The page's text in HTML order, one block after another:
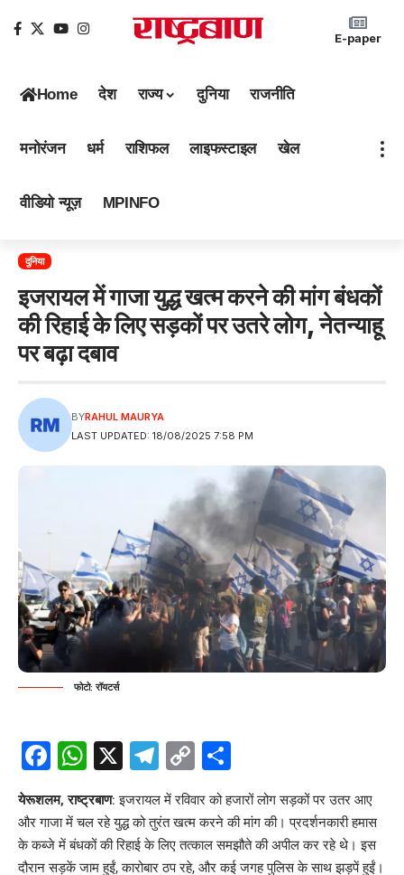
E-paper
Home देश राज्य दुनिया राजनीति
मनोरंजन धर्म राशिफल लाइफस्टाइल खेल
वीडियो न्यूज़ MPINFO
दुनिया
इजरायल में गाजा युद्ध खत्म करने की मांग बंधकों
की रिहाई के लिए सड़कों पर उतरे लोग, नेतन्याहू
पर बढ़ा दबाव
LAST UPDATED: 18/08/2025 7:58 PM
BYRAHUL MAURYA
फोटो: रॉयटर्स
Facebook
WhatsApp
X Telegram
Copy
Link
येरूशलम, राष्ट्रबाण: इजरायल में रविवार को हजारों लोग सड़कों पर उतर आए
और गाजा में चल रहे युद्ध को तुरंत खत्म करने की मांग की। प्रदर्शनकारी हमास
के कब्जे में बंधकों की रिहाई के लिए तत्काल समझौते की अपील कर रहे थे। इस
दौरान सड़कें जाम हुईं, कारोबार ठप रहे, और कई जगह पुलिस के साथ झड़पें हुईं।